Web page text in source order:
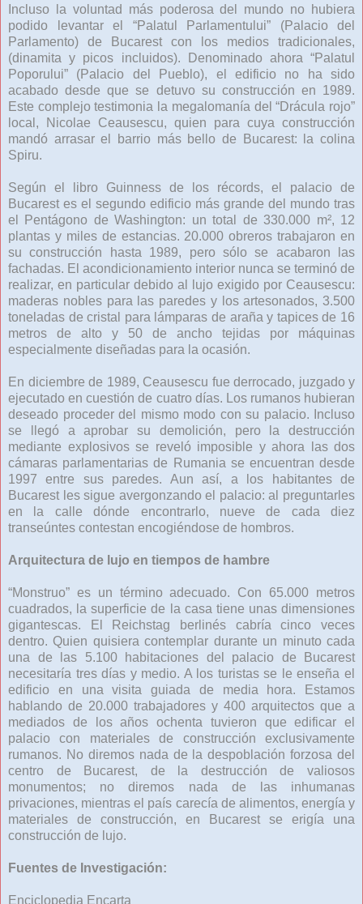
Incluso la voluntad más poderosa del mundo no hubiera
podido levantar el “Palatul Parlamentului” (Palacio del
Parlamento) de Bucarest con los medios tradicionales,
(dinamita y picos incluidos). Denominado ahora “Palatul
Poporului” (Palacio del Pueblo), el edificio no ha sido
acabado desde que se detuvo su construcción en 1989.
Este complejo testimonia la megalomanía del “Drácula rojo”
local, Nicolae Ceausescu, quien para cuya construcción
mandó arrasar el barrio más bello de Bucarest: la colina
Spiru.
Según el libro Guinness de los récords, el palacio de
Bucarest es el segundo edificio más grande del mundo tras
el Pentágono de Washington: un total de 330.000 m², 12
plantas y miles de estancias. 20.000 obreros trabajaron en
su construcción hasta 1989, pero sólo se acabaron las
fachadas. El acondicionamiento interior nunca se terminó de
realizar, en particular debido al lujo exigido por Ceausescu:
maderas nobles para las paredes y los artesonados, 3.500
toneladas de cristal para lámparas de araña y tapices de 16
metros de alto y 50 de ancho tejidas por máquinas
especialmente diseñadas para la ocasión.
En diciembre de 1989, Ceausescu fue derrocado, juzgado y
ejecutado en cuestión de cuatro días. Los rumanos hubieran
deseado proceder del mismo modo con su palacio. Incluso
se llegó a aprobar su demolición, pero la destrucción
mediante explosivos se reveló imposible y ahora las dos
cámaras parlamentarias de Rumania se encuentran desde
1997 entre sus paredes. Aun así, a los habitantes de
Bucarest les sigue avergonzando el palacio: al preguntarles
en la calle dónde encontrarlo, nueve de cada diez
transeúntes contestan encogiéndose de hombros.
Arquitectura de lujo en tiempos de hambre
“Monstruo” es un término adecuado. Con 65.000 metros
cuadrados, la superficie de la casa tiene unas dimensiones
gigantescas. El Reichstag berlinés cabría cinco veces
dentro. Quien quisiera contemplar durante un minuto cada
una de las 5.100 habitaciones del palacio de Bucarest
necesitaría tres días y medio. A los turistas se le enseña el
edificio en una visita guiada de media hora. Estamos
hablando de 20.000 trabajadores y 400 arquitectos que a
mediados de los años ochenta tuvieron que edificar el
palacio con materiales de construcción exclusivamente
rumanos. No diremos nada de la despoblación forzosa del
centro de Bucarest, de la destrucción de valiosos
monumentos; no diremos nada de las inhumanas
privaciones, mientras el país carecía de alimentos, energía y
materiales de construcción, en Bucarest se erigía una
construcción de lujo.
Fuentes de Investigación:
Enciclopedia Encarta